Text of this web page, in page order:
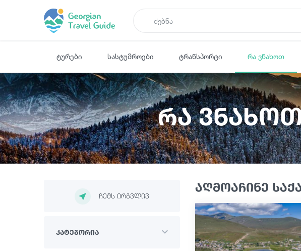
ტურები სასტუმროები ტრანსპორტი რა ვნახოთ
რა
ჩემს ირგვლივ
კატეგორია
აღმოაჩინე